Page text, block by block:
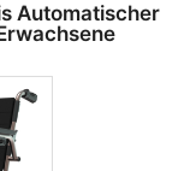
Automatischer